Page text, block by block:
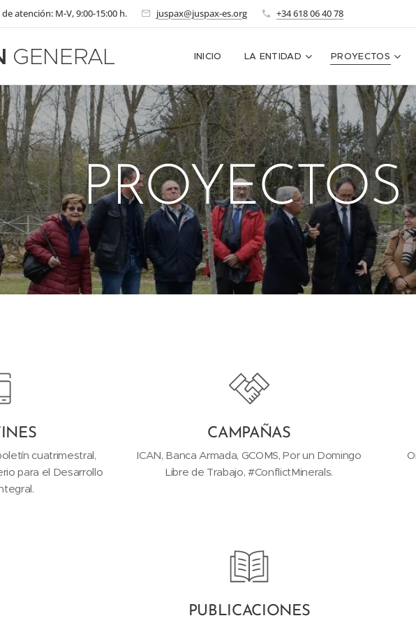
atención: M-V, 9:00-15:00 h. juspax@juspax-es.org +34 618 06 40 78
GENERAL INICIO LA ENTIDAD PROYECTOS
PROYECTOS
cuatrimestral,
para el Desarrollo
CAMPAÑAS
ICAN, Banca Armada, GCOMS, Por un Domingo
Libre de Trabajo, #ConflictMinerals.
PUBLICACIONES